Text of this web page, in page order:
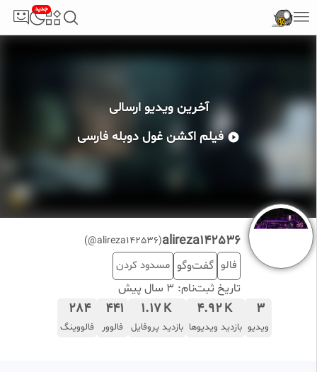
جدید
آخرین ویدیو ارسالی
فیلم اکشن غول دوبله فارسی
alireza142536
(alireza142536@)
فالو گفت‌وگو مسدود کردن
تاریخ ثبت‌نام: 3 سال پیش
3
ویدیو
4.92K
بازدید ویدیوها
1.17K
بازدید پروفایل
441
فالوور
284
فالووینگ